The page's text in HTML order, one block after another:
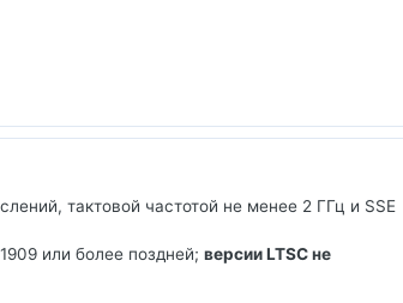
тактовой частотой не менее 2 ГГц и SSE
или более поздней; версии LTSC не